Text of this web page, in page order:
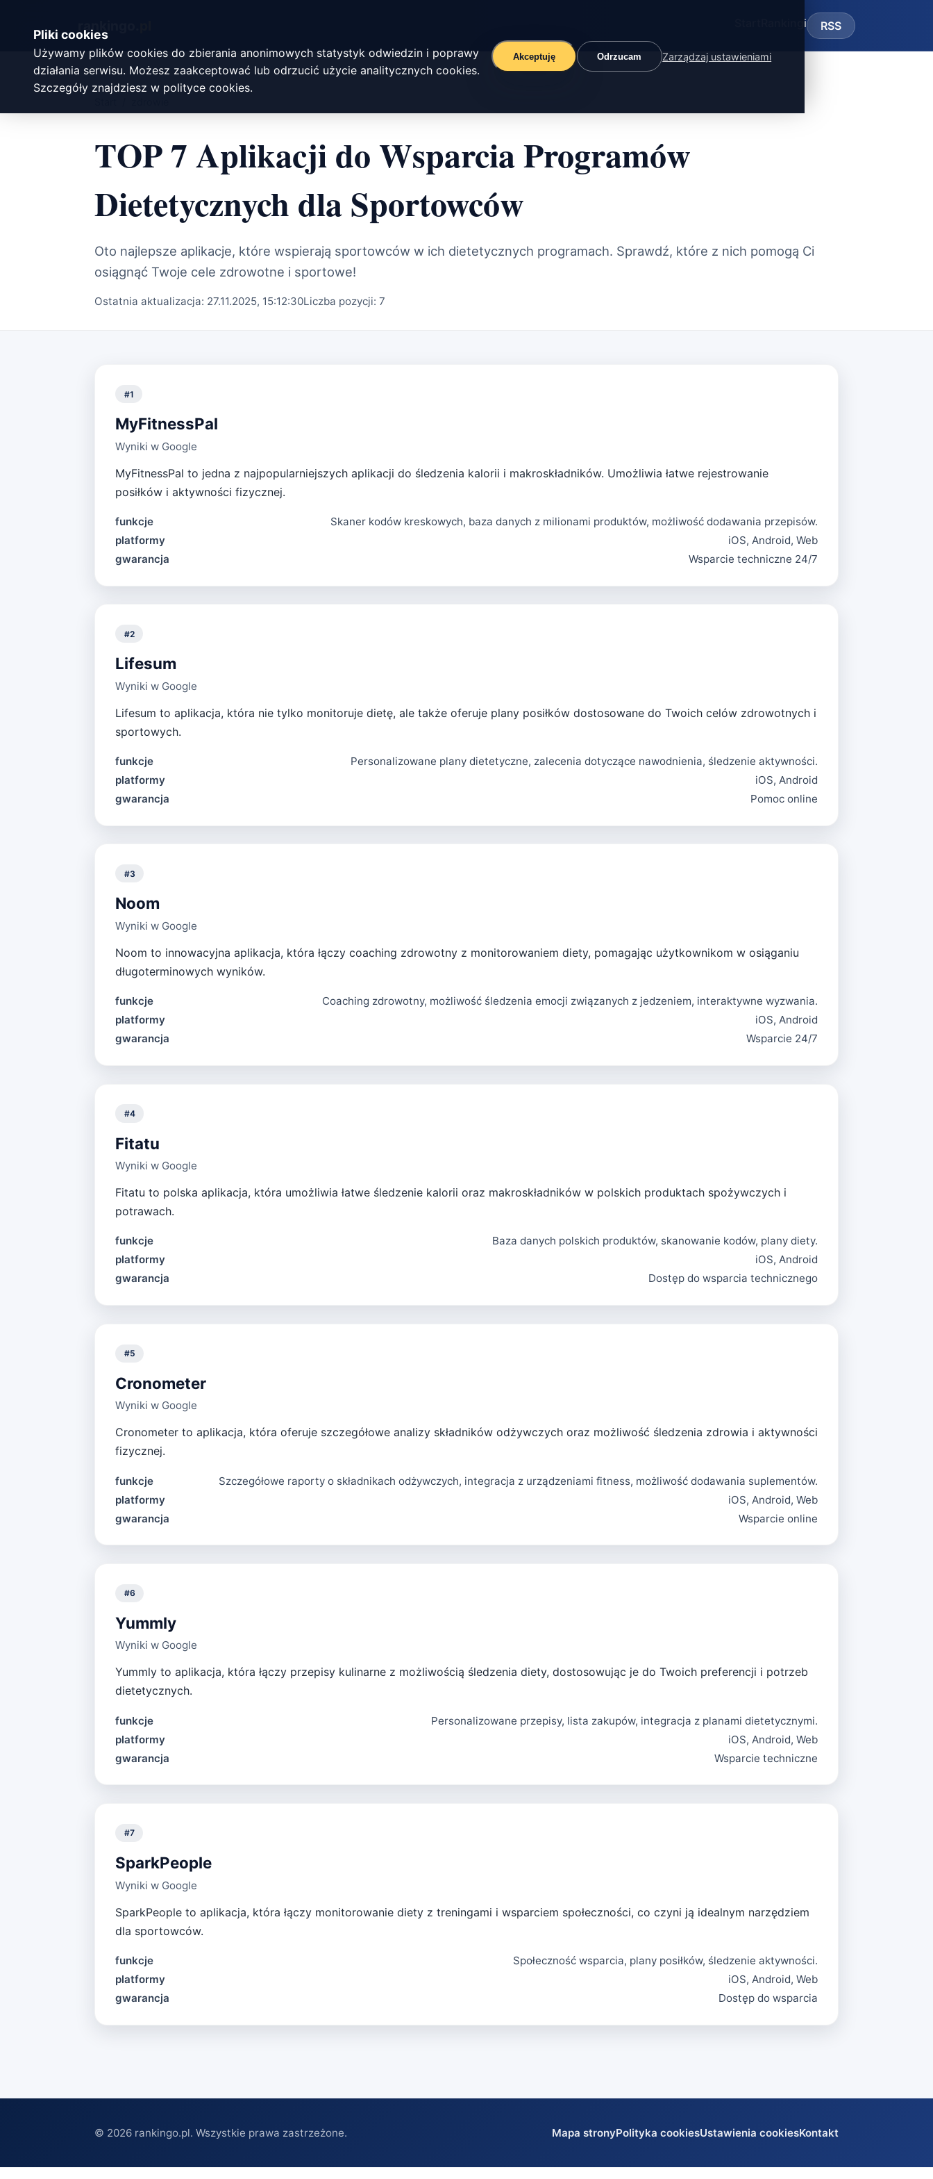
Pliki cookies
Używamy plików cookies do zbierania anonimowych statystyk odwiedzin i poprawy
działania serwisu. Możesz zaakceptować lub odrzucić użycie analitycznych cookies.
Szczegóły znajdziesz w polityce cookies.
Akceptuję Odrzucam Zarządzaj ustawieniami
rankingo. Rankingi RSS
TOP 7 Aplikacji do Wsparcia Programów
Dietetycznych dla Sportowców
Oto najlepsze aplikacje, które wspierają sportowców w ich dietetycznych programach. Sprawdź, które z nich pomogą Ci
osiągnąć Twoje cele zdrowotne i sportowe!
Ostatnia aktualizacja: 27.11.2025, 15:12:30Liczba pozycji: 7
#1
MyFitnessPal
Wyniki w Google
MyFitnessPal to jedna z najpopularniejszych aplikacji do śledzenia kalorii i makroskładników. Umożliwia łatwe rejestrowanie
posiłków i aktywności fizycznej.
funkcje
Skaner kodów kreskowych, baza danych z milionami produktów, możliwość dodawania przepisów.
platformy
iOS, Android, Web
gwarancja
Wsparcie techniczne 24/7
#2
Lifesum
Wyniki w Google
Lifesum to aplikacja, która nie tylko monitoruje dietę, ale także oferuje plany posiłków dostosowane do Twoich celów zdrowotnych i
sportowych.
funkcje
Personalizowane plany dietetyczne, zalecenia dotyczące nawodnienia, śledzenie aktywności.
platformy
iOS, Android
gwarancja
Pomoc online
#3
Noom
Wyniki w Google
Noom to innowacyjna aplikacja, która łączy coaching zdrowotny z monitorowaniem diety, pomagając użytkownikom w osiąganiu
długoterminowych wyników.
funkcje
Coaching zdrowotny, możliwość śledzenia emocji związanych z jedzeniem, interaktywne wyzwania.
platformy
iOS, Android
gwarancja
Wsparcie 24/7
#4
Fitatu
Wyniki w Google
Fitatu to polska aplikacja, która umożliwia łatwe śledzenie kalorii oraz makroskładników w polskich produktach spożywczych i
potrawach.
funkcje
Baza danych polskich produktów, skanowanie kodów, plany diety.
platformy
iOS, Android
gwarancja
Dostęp do wsparcia technicznego
#5
Cronometer
Wyniki w Google
Cronometer to aplikacja, która oferuje szczegółowe analizy składników odżywczych oraz możliwość śledzenia zdrowia i aktywności
fizycznej.
funkcje
Szczegółowe raporty o składnikach odżywczych, integracja z urządzeniami fitness, możliwość dodawania suplementów.
platformy
iOS, Android, Web
gwarancja
Wsparcie online
#6
Yummly
Wyniki w Google
Yummly to aplikacja, która łączy przepisy kulinarne z możliwością śledzenia diety, dostosowując je do Twoich preferencji i potrzeb
dietetycznych.
funkcje
Personalizowane przepisy, lista zakupów, integracja z planami dietetycznymi.
platformy
iOS, Android, Web
gwarancja
Wsparcie techniczne
#7
SparkPeople
Wyniki w Google
SparkPeople to aplikacja, która łączy monitorowanie diety z treningami i wsparciem społeczności, co czyni ją idealnym narzędziem
dla sportowców.
funkcje
Społeczność wsparcia, plany posiłków, śledzenie aktywności.
platformy
iOS, Android, Web
gwarancja
Dostęp do wsparcia
© 2026 rankingo.pl. Wszystkie prawa zastrzeżone. Mapa stronyPolityka cookiesUstawienia cookiesKontakt